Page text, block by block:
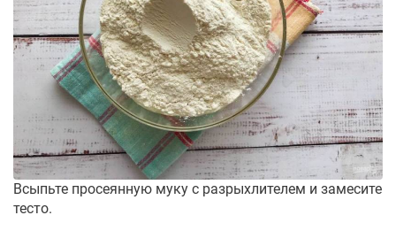
Всыпьте просеянную муку с разрыхлителем и замесите
тесто.